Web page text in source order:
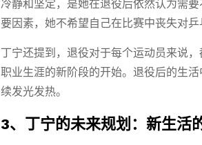
冷静和坚定，是她在退役后依然认为需
要因素，她不希望自己在比赛中丧失对乒
丁宁还提到，退役对于每个运动员来说
职业生涯的新阶段的开始。退役后的生
续发光发热。
3、丁宁的未来规划：新生活